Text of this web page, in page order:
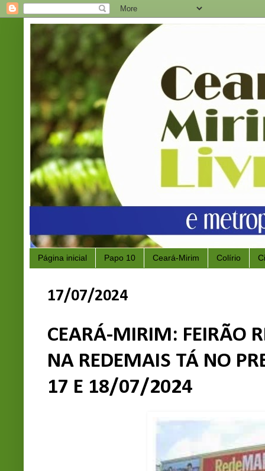
Página inicial Papo 10 Ceará-Mirim Colírio
17/07/2024
CEARÁ-MIRIM: FEIRÃO
NA REDEMAIS TÁ NO
17 E 18/07/2024